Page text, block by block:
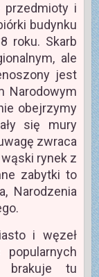
przedmioty i
budynku
roku. Skarb
ale
jest
Narodowym
obejrzymy
się mury
zwraca
rynek z
zabytki to
Narodzenia
i węzeł
brakuje tu